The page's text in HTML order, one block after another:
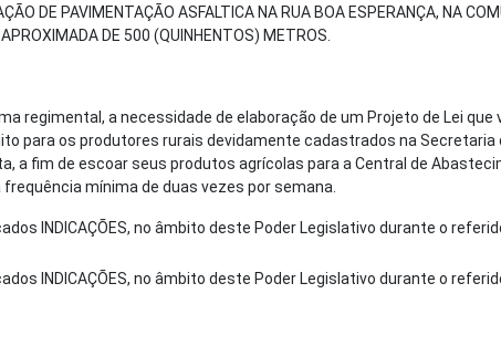
DE PAVIMENTAÇÃO ASFALTICA NA RUA BOA ESPERANÇA, NA
DE 500 (QUINHENTOS) METROS.
regimental, a necessidade de elaboração de um Projeto de Lei
para os produtores rurais devidamente cadastrados na Secretaria
a fim de escoar seus produtos agrícolas para a Central de
frequência mínima de duas vezes por semana.
INDICAÇÕES, no âmbito deste Poder Legislativo durante o
INDICAÇÕES, no âmbito deste Poder Legislativo durante o